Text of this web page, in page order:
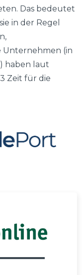
Das bedeutet
in der Regel
Unternehmen (in
haben laut
Zeit für die